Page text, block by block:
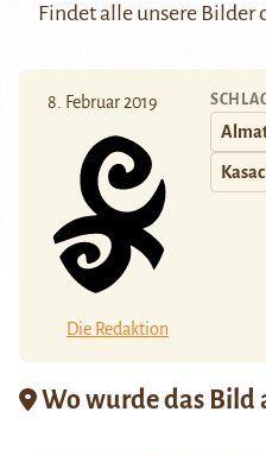
Findet alle unsere Bilder
8. Februar 2019
Die Redaktion
Wo wurde das Bild